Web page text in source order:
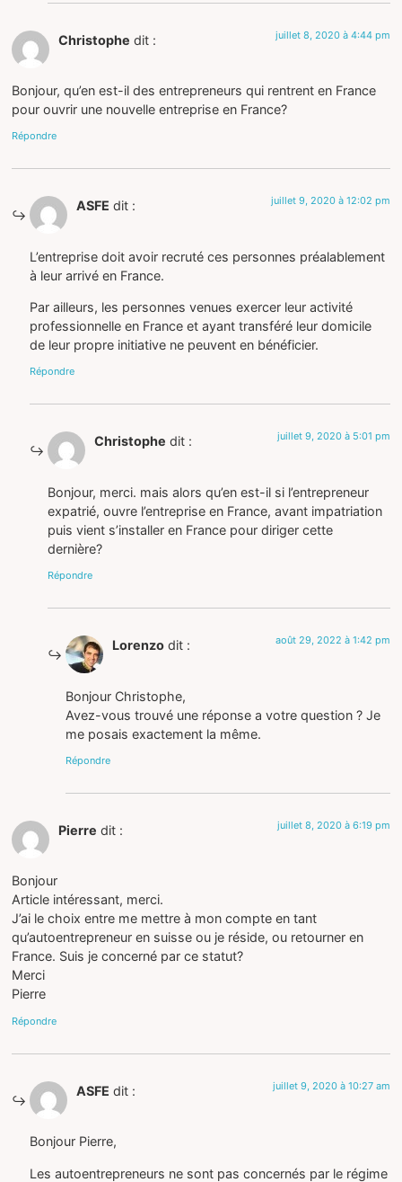
Christophe dit : juillet 8, 2020 à 4:44 pm
Bonjour, qu’en est-il des entrepreneurs qui rentrent en France
pour ouvrir une nouvelle entreprise en France?
Répondre
ASFE dit : juillet 9, 2020 à 12:02 pm
L’entreprise doit avoir recruté ces personnes préalablement
à leur arrivé en France.
Par ailleurs, les personnes venues exercer leur activité
professionnelle en France et ayant transféré leur domicile
de leur propre initiative ne peuvent en bénéficier.
Répondre
Christophe dit : juillet 9, 2020 à 5:01 pm
Bonjour, merci. mais alors qu’en est-il si l’entrepreneur
expatrié, ouvre l’entreprise en France, avant impatriation
puis vient s’installer en France pour diriger cette
dernière?
Répondre
Lorenzo dit : août 29, 2022 à 1:42 pm
Bonjour Christophe,
Avez-vous trouvé une réponse a votre question ? Je
me posais exactement la même.
Répondre
Pierre dit : juillet 8, 2020 à 6:19 pm
Bonjour
Article intéressant, merci.
J’ai le choix entre me mettre à mon compte en tant
qu’autoentrepreneur en suisse ou je réside, ou retourner en
France. Suis je concerné par ce statut?
Merci
Pierre
Répondre
ASFE dit : juillet 9, 2020 à 10:27 am
Bonjour Pierre,
Les autoentrepreneurs ne sont pas concernés par le régime